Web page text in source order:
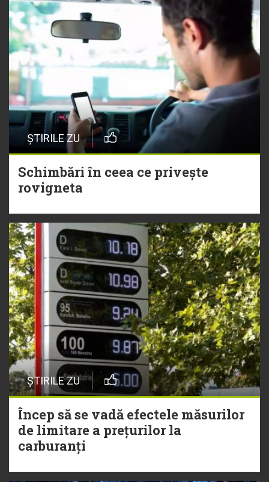
ȘTIRILE ZU
Schimbări în ceea ce privește
rovigneta
ȘTIRILE ZU
Încep să se vadă efectele măsurilor
de limitare a prețurilor la
carburanți